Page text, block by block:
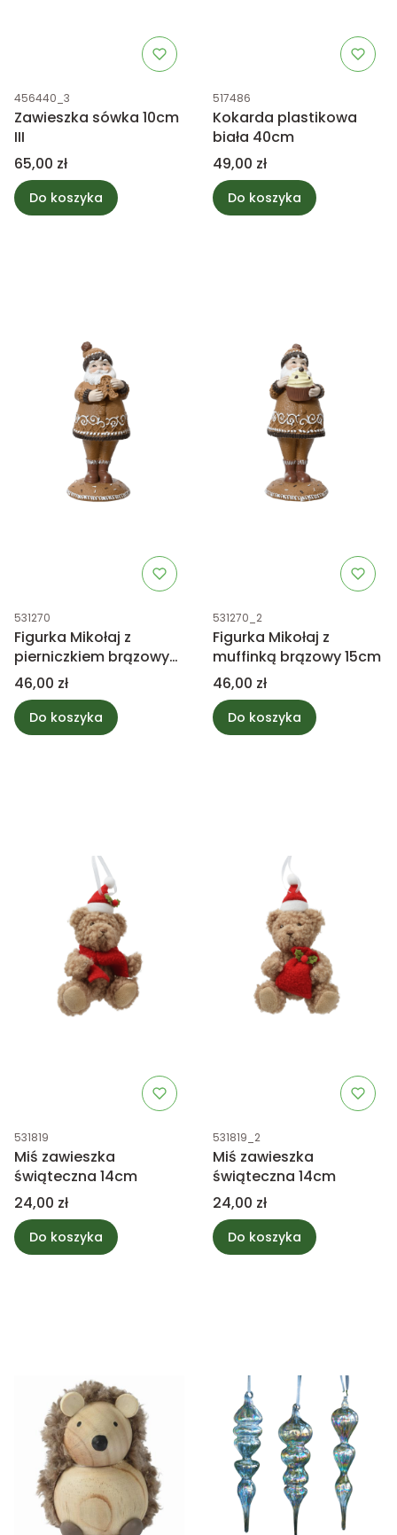
Kod produktu
456440_3
Zawieszka sówka 10cm
III
Cena
65,00 zł
Do koszyka
Kod produktu
517486
Kokarda plastikowa
biała 40cm
Cena
49,00 zł
Do koszyka
Kod produktu
531270
Figurka Mikołaj z
pierniczkiem brązowy
15cm
Cena
46,00 zł
Do koszyka
Kod produktu
531270_2
Figurka Mikołaj z
muffinką brązowy 15cm
Cena
46,00 zł
Do koszyka
Kod produktu
531819
Miś zawieszka
świąteczna 14cm
Cena
24,00 zł
Do koszyka
Kod produktu
531819_2
Miś zawieszka
świąteczna 14cm
Cena
24,00 zł
Do koszyka